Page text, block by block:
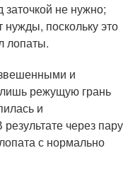
не нужно;
нужды, поскольку это
лопаты.
и
режущую грань
и
через пару
с нормально